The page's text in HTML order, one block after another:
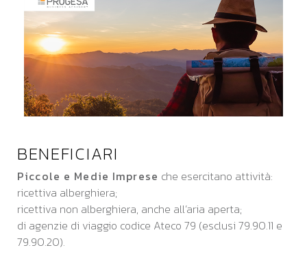
CONTATTI
BENEFICIARI
Piccole e Medie Imprese che esercitano attività:
ricettiva alberghiera;
ricettiva non alberghiera, anche all’aria aperta;
di agenzie di viaggio codice Ateco 79 (esclusi 79.90.11 e
79.90.20).